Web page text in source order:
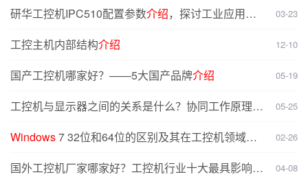
研华工控机IPC510配置参数介绍，探讨工业应用场
03-23
工控主机内部结构介绍 12-10
国产工控机哪家好？——5大国产品牌介绍 05-19
工控机与显示器之间的关系是什么？协同工作原理介
05-25
Windows7 32位和64位的区别及其在工控机领域的
02-26
国外工控机厂家哪家好？工控机行业十大最具影响力
04-08